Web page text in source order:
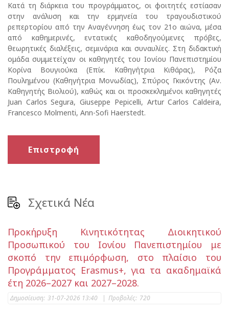
Κατά τη διάρκεια του προγράμματος, οι φοιτητές εστίασαν
στην ανάλυση και την ερμηνεία του τραγουδιστικού
ρεπερτορίου από την Αναγέννηση έως τον 21ο αιώνα, μέσα
από καθημερινές, εντατικές καθοδηγούμενες πρόβες,
θεωρητικές διαλέξεις, σεμινάρια και συναυλίες. Στη διδακτική
ομάδα συμμετείχαν οι καθηγητές του Ιονίου Πανεπιστημίου
Κορίνα Βουγιούκα (Επίκ. Καθηγήτρια Κιθάρας), Ρόζα
Πουλημένου (Καθηγήτρια Μονωδίας), Σπύρος Γκικόντης (Αν.
Καθηγητής Βιολιού), καθώς και οι προσκεκλημένοι καθηγητές
Juan Carlos Segura, Giuseppe Pepicelli, Artur Carlos Caldeira,
Francesco Molmenti, Ann-Sofi Haerstedt.
Επιστροφή
Σχετικά Νέα
Προκήρυξη Κινητικότητας Διοικητικού
Προσωπικού του Ιονίου Πανεπιστημίου με
σκοπό την επιμόρφωση, στο πλαίσιο του
Προγράμματος Erasmus+, για τα ακαδημαϊκά
έτη 2026–2027 και 2027–2028.
Δημοσίευση: 31-07-2026 13:40 | Προβολές: 720